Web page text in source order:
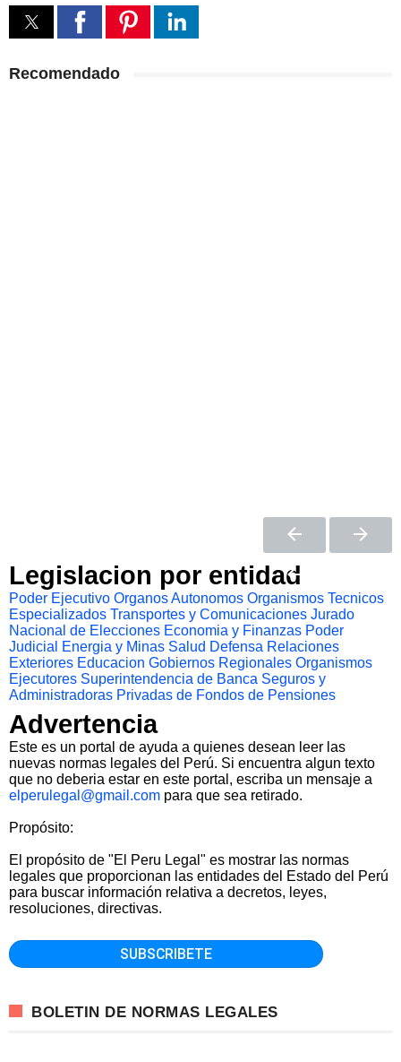
Recomendado
Legislacion por entidad
Poder Ejecutivo Organos Autonomos Organismos Tecnicos
Especializados Transportes y Comunicaciones Jurado
Nacional de Elecciones Economia y Finanzas Poder
Judicial
Energia y Minas Salud Defensa Relaciones
Exteriores Educacion Gobiernos Regionales Organismos
Ejecutores Superintendencia de Banca Seguros y
Administradoras Privadas de Fondos de Pensiones
Advertencia
Este es un portal de ayuda a quienes desean leer las
nuevas normas legales del Perú. Si encuentra algun texto
que no deberia estar en este portal, escriba un mensaje a
elperulegal@gmail.com para que sea retirado.
Propósito:
El propósito de "El Peru Legal" es mostrar las normas
legales que proporcionan las entidades del Estado del Perú
para buscar información relativa a decretos, leyes,
resoluciones, directivas.
BOLETIN DE NORMAS LEGALES